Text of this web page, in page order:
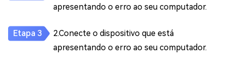
apresentando o erro ao seu computador.
2.Conecte o dispositivo que está
apresentando o erro ao seu computador.